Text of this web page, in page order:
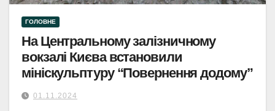
ГОЛОВНЕ
На Центральному залізничному
вокзалі Києва встановили
мініскульптуру “‎Повернення додому”‎
01.11.2024